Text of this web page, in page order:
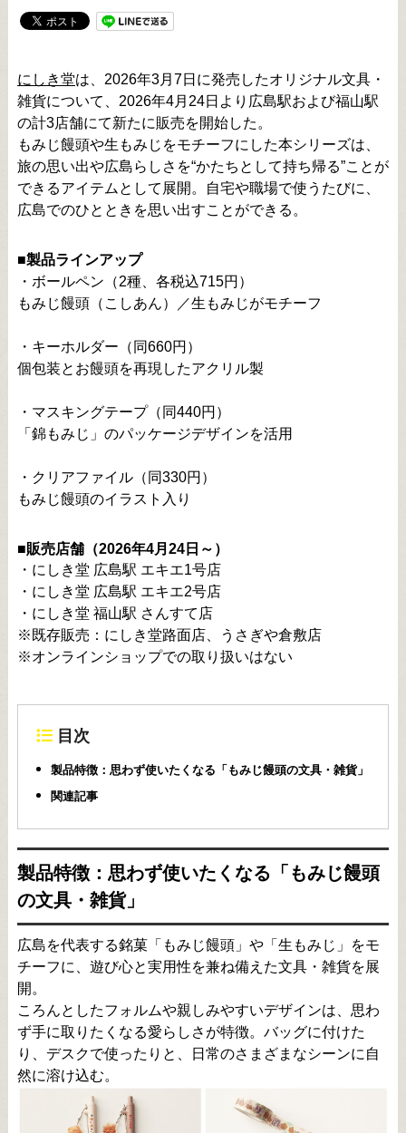
にしき堂は、2026年3月7日に発売したオリジナル文具・
雑貨について、2026年4月24日より広島駅および福山駅
の計3店舗にて新たに販売を開始した。
もみじ饅頭や生もみじをモチーフにした本シリーズは、
旅の思い出や広島らしさを“かたちとして持ち帰る”ことが
できるアイテムとして展開。自宅や職場で使うたびに、
広島でのひとときを思い出すことができる。
■製品ラインアップ
・ボールペン（2種、各税込715円）
もみじ饅頭（こしあん）／生もみじがモチーフ
・キーホルダー（同660円）
個包装とお饅頭を再現したアクリル製
・マスキングテープ（同440円）
「錦もみじ」のパッケージデザインを活用
・クリアファイル（同330円）
もみじ饅頭のイラスト入り
■販売店舗（2026年4月24日～）
・にしき堂 広島駅 エキエ1号店
・にしき堂 広島駅 エキエ2号店
・にしき堂 福山駅 さんすて店
※既存販売：にしき堂路面店、うさぎや倉敷店
※オンラインショップでの取り扱いはない
目次
製品特徴：思わず使いたくなる「もみじ饅頭の文具・雑貨」
関連記事
製品特徴：思わず使いたくなる「もみじ饅頭
の文具・雑貨」
広島を代表する銘菓「もみじ饅頭」や「生もみじ」をモ
チーフに、遊び心と実用性を兼ね備えた文具・雑貨を展
開。
ころんとしたフォルムや親しみやすいデザインは、思わ
ず手に取りたくなる愛らしさが特徴。バッグに付けた
り、デスクで使ったりと、日常のさまざまなシーンに自
然に溶け込む。